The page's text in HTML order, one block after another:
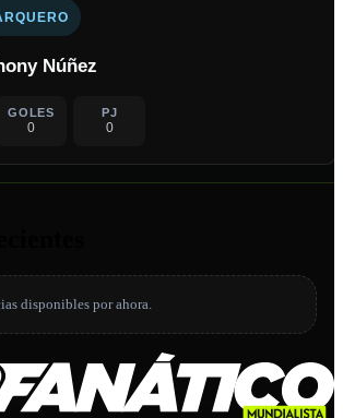
Núñez
GOLES
0
PJ
0
disponibles por ahora.